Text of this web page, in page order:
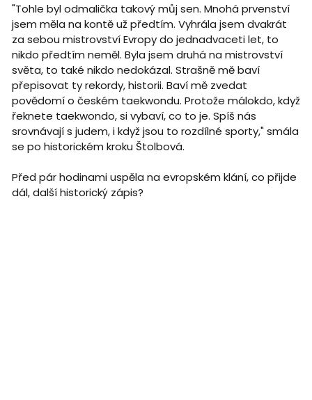
"Tohle byl odmalička takový můj sen. Mnohá prvenství
jsem měla na kontě už předtím. Vyhrála jsem dvakrát
za sebou mistrovství Evropy do jednadvaceti let, to
nikdo předtím neměl. Byla jsem druhá na mistrovství
světa, to také nikdo nedokázal. Strašně mě baví
přepisovat ty rekordy, historii. Baví mě zvedat
povědomí o českém taekwondu. Protože málokdo, když
řeknete taekwondo, si vybaví, co to je. Spíš nás
srovnávají s judem, i když jsou to rozdílné sporty," smála
se po historickém kroku Štolbová.
Před pár hodinami uspěla na evropském klání, co přijde
dál, další historický zápis?